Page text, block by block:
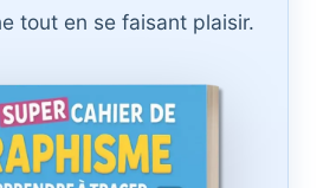
tout en se faisant plaisir.